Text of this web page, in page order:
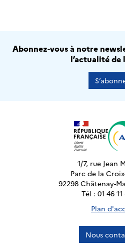
Abonnez-vous à notre
l’actualité de
1/7, rue Jean
Parc de la
92298 Châtenay-
Tél : 01 46
Plan
Nous